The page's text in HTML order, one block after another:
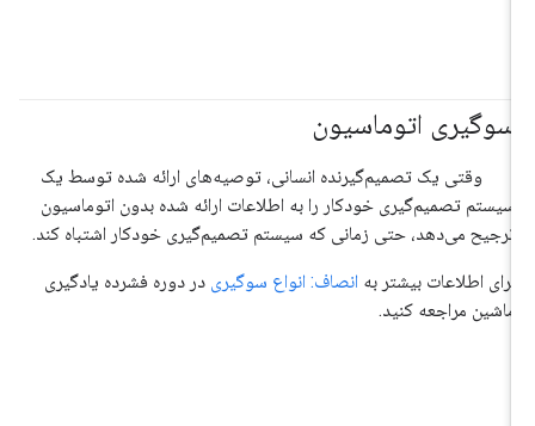
سوگیری اتوماسیون
وقتی یک تصمیم‌گیرنده انسانی، توصیه‌های ارائه شده توسط یک
سیستم تصمیم‌گیری خودکار را به اطلاعات ارائه شده بدون اتوماسیون
ترجیح می‌دهد، حتی زمانی که سیستم تصمیم‌گیری خودکار اشتباه کند.
برای اطلاعات بیشتر به انصاف: انواع سوگیری در دوره فشرده یادگیری
ماشین مراجعه کنید.